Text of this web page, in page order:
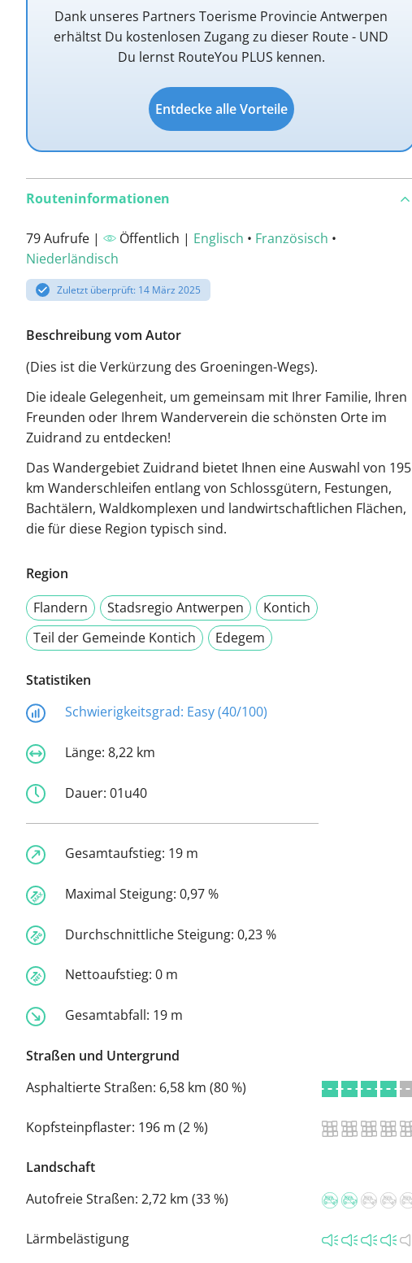
Dank unseres Partners Toerisme Provincie Antwerpen
erhältst Du kostenlosen Zugang zu dieser Route - UND
Du lernst RouteYou PLUS kennen.
Entdecke alle Vorteile
Routeninformationen
79 Aufrufe | Öffentlich | Englisch • Französisch •
Niederländisch
Zuletzt überprüft: 14 März 2025
Beschreibung vom Autor
(Dies ist die Verkürzung des Groeningen-Wegs).
Die ideale Gelegenheit, um gemeinsam mit Ihrer Familie, Ihren
Freunden oder Ihrem Wanderverein die schönsten Orte im
Zuidrand zu entdecken!
Das Wandergebiet Zuidrand bietet Ihnen eine Auswahl von 195
km Wanderschleifen entlang von Schlossgütern, Festungen,
Bachtälern, Waldkomplexen und landwirtschaftlichen Flächen,
die für diese Region typisch sind.
Region
Flandern
Stadsregio Antwerpen
Kontich
Teil der Gemeinde Kontich
Edegem
Statistiken
Schwierigkeitsgrad: Easy (40/100)
Länge: 8,22 km
Dauer: 01u40
Gesamtaufstieg: 19 m
Maximal Steigung: 0,97 %
Durchschnittliche Steigung: 0,23 %
Nettoaufstieg: 0 m
Gesamtabfall: 19 m
Straßen und Untergrund
Asphaltierte Straßen: 6,58 km (80 %)
Kopfsteinpflaster: 196 m (2 %)
Landschaft
Autofreie Straßen: 2,72 km (33 %)
Lärmbelästigung